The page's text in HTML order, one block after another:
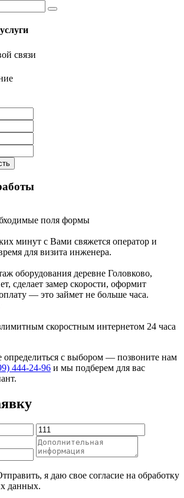
связи
поля формы
минут с Вами свяжется оператор и
для визита инженера.
оборудования деревне Головково,
сделает замер скорости, оформит
— это займет не больше часа.
скоростным интернетом 24 часа
с выбором — позвоните нам
444-24-96 и мы подберем для вас
я даю свое согласие на обработку
данных.